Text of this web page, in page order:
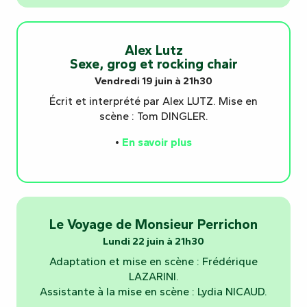
Alex Lutz
Sexe, grog et rocking chair
Vendredi 19 juin à 21h30
Écrit et interprété par Alex LUTZ. Mise en
scène : Tom DINGLER.
• En savoir plus
Le Voyage de Monsieur Perrichon
Lundi 22 juin à 21h30
Adaptation et mise en scène : Frédérique
LAZARINI.
Assistante à la mise en scène : Lydia NICAUD.